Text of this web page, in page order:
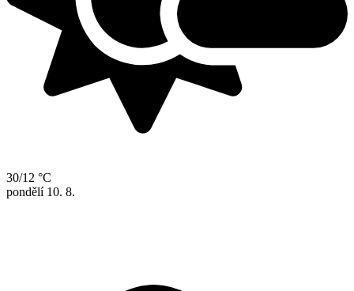
30/12 °C
pondělí 10. 8.